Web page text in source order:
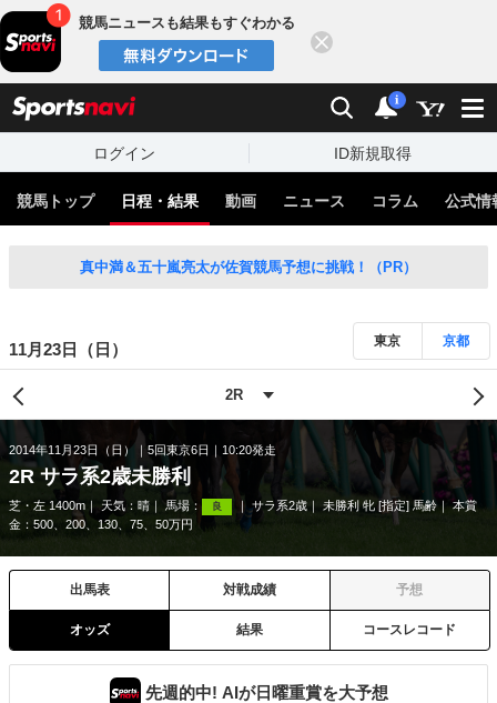
競馬ニュースも結果もすぐわかる
検索 通知
i
ログイン ID新規取得
競馬トップ 日程・結果 動画 ニュース コラム 公式情
真中満＆五十嵐亮太が佐賀競馬予想に挑戦！（PR）
11月23日（日） 東京 京都
2014年11月23日（日） 5回東京6日 10:20発走
2R サラ系2歳未勝利
芝・左 1400m 天気： 晴 馬場： 良 サラ系2歳 未勝利 牝 [指定] 馬齢
本賞
金：500、200、130、75、50万円
出馬表 対戦成績 予想
オッズ 結果 コースレコード
先週的中! AIが日曜重賞を大予想